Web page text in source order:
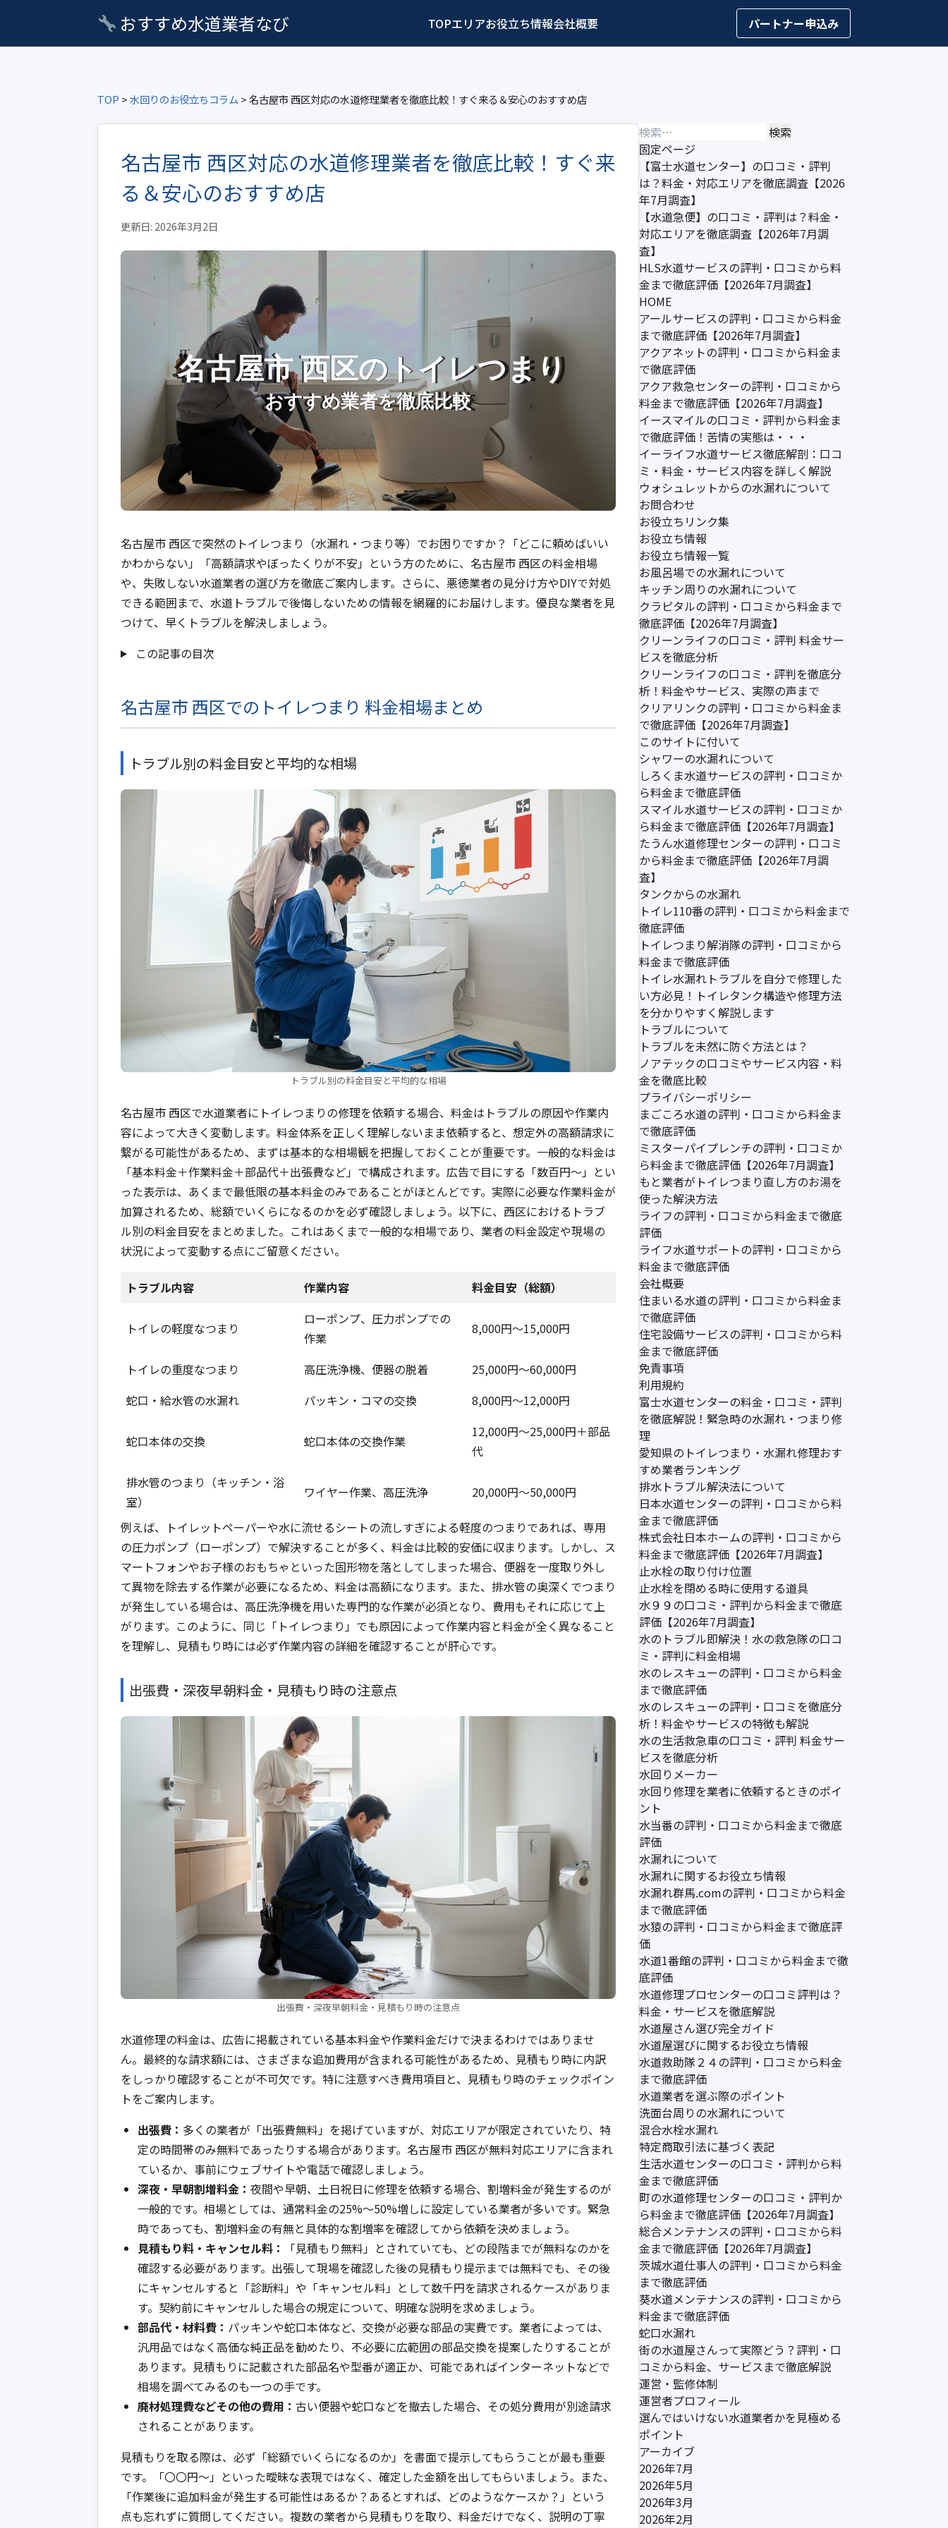
おすすめ水道業者なび TOPエリアお役立ち情報会社概要 パートナー申込み
TOP >水回りのお役立ちコラム > 名古屋市 西区対応の水道修理業者を徹底比較！すぐ来る＆安心のおすすめ店
名古屋市 西区対応の水道修理業者を徹底比較！すぐ来
る＆安心のおすすめ店
更新日: 2026年3月2日
名古屋市 西区で突然のトイレつまり（水漏れ・つまり等）でお困りですか？「どこに頼めばいい
かわからない」「高額請求やぼったくりが不安」という方のために、名古屋市 西区の料金相場
や、失敗しない水道業者の選び方を徹底ご案内します。さらに、悪徳業者の見分け方やDIYで対処
できる範囲まで、水道トラブルで後悔しないための情報を網羅的にお届けします。優良な業者を見
つけて、早くトラブルを解決しましょう。
この記事の目次
名古屋市 西区でのトイレつまり 料金相場まとめ
トラブル別の料金目安と平均的な相場
トラブル別の料金目安と平均的な相場
名古屋市 西区で水道業者にトイレつまりの修理を依頼する場合、料金はトラブルの原因や作業内
容によって大きく変動します。料金体系を正しく理解しないまま依頼すると、想定外の高額請求に
繋がる可能性があるため、まずは基本的な相場観を把握しておくことが重要です。一般的な料金は
「基本料金＋作業料金＋部品代＋出張費など」で構成されます。広告で目にする「数百円～」とい
った表示は、あくまで最低限の基本料金のみであることがほとんどです。実際に必要な作業料金が
加算されるため、総額でいくらになるのかを必ず確認しましょう。以下に、西区におけるトラブ
ル別の料金目安をまとめました。これはあくまで一般的な相場であり、業者の料金設定や現場の
状況によって変動する点にご留意ください。
トラブル内容 作業内容 料金目安（総額）
トイレの軽度なつまり
ローポンプ、圧力ポンプでの
作業
8,000円～15,000円
トイレの重度なつまり 高圧洗浄機、便器の脱着
25,000円～60,000円
蛇口・給水管の水漏れ
パッキン・コマの交換 8,000円～12,000円
蛇口本体の交換 蛇口本体の交換作業
12,000円～25,000円＋部品
代
排水管のつまり（キッチン・浴
室）
ワイヤー作業、高圧洗浄 20,000円～50,000円
例えば、トイレットペーパーや水に流せるシートの流しすぎによる軽度のつまりであれば、専用
の圧力ポンプ（ローポンプ）で解決することが多く、料金は比較的安価に収まります。しかし、ス
マートフォンやお子様のおもちゃといった固形物を落としてしまった場合、便器を一度取り外し
て異物を除去する作業が必要になるため、料金は高額になります。また、排水管の奥深くでつまり
が発生している場合は、高圧洗浄機を用いた専門的な作業が必須となり、費用もそれに応じて上
がります。このように、同じ「トイレつまり」でも原因によって作業内容と料金が全く異なること
を理解し、見積もり時には必ず作業内容の詳細を確認することが肝心です。
出張費・深夜早朝料金・見積もり時の注意点
出張費・深夜早朝料金・見積もり時の注意点
水道修理の料金は、広告に掲載されている基本料金や作業料金だけで決まるわけではありませ
ん。最終的な請求額には、さまざまな追加費用が含まれる可能性があるため、見積もり時に内訳
をしっかり確認することが不可欠です。特に注意すべき費用項目と、見積もり時のチェックポイン
トをご案内します。
出張費： 多くの業者が「出張費無料」を掲げていますが、対応エリアが限定されていたり、特
定の時間帯のみ無料であったりする場合があります。名古屋市 西区が無料対応エリアに含まれ
ているか、事前にウェブサイトや電話で確認しましょう。
深夜・早朝割増料金： 夜間や早朝、土日祝日に修理を依頼する場合、割増料金が発生するのが
一般的です。相場としては、通常料金の25%～50%増しに設定している業者が多いです。緊急
時であっても、割増料金の有無と具体的な割増率を確認してから依頼を決めましょう。
見積もり料・キャンセル料：
「見積もり無料」とされていても、どの段階までが無料なのかを
確認する必要があります。出張して現場を確認した後の見積もり提示までは無料でも、その後
にキャンセルすると「診断料」や「キャンセル料」として数千円を請求されるケースがありま
す。契約前にキャンセルした場合の規定について、明確な説明を求めましょう。
部品代・材料費： パッキンや蛇口本体など、交換が必要な部品の実費です。業者によっては、
汎用品ではなく高価な純正品を勧めたり、不必要に広範囲の部品交換を提案したりすることが
あります。見積もりに記載された部品名や型番が適正か、可能であればインターネットなどで
相場を調べてみるのも一つの手です。
廃材処理費などその他の費用： 古い便器や蛇口などを撤去した場合、その処分費用が別途請求
されることがあります。
見積もりを取る際は、必ず「総額でいくらになるのか」を書面で提示してもらうことが最も重要
です。「〇〇円～」といった曖昧な表現ではなく、確定した金額を出してもらいましょう。また、
「作業後に追加料金が発生する可能性はあるか？あるとすれば、どのようなケースか？」という
点も忘れずに質問してください。複数の業者から見積もりを取り、料金だけでなく、説明の丁寧
検
索:
固定ページ
【富士水道センター】の口コミ・評判
は？料金・対応エリアを徹底調査【2026
年7月調査】
【水道急便】の口コミ・評判は？料金・
対応エリアを徹底調査【2026年7月調
査】
HLS水道サービスの評判・口コミから料
金まで徹底評価【2026年7月調査】
HOME
アールサービスの評判・口コミから料金
まで徹底評価【2026年7月調査】
アクアネットの評判・口コミから料金ま
で徹底評価
アクア救急センターの評判・口コミから
料金まで徹底評価【2026年7月調査】
イースマイルの口コミ・評判から料金ま
で徹底評価！苦情の実態は・・・
イーライフ水道サービス徹底解剖：口コ
ミ・料金・サービス内容を詳しく解説
ウォシュレットからの水漏れについて
お問合わせ
お役立ちリンク集
お役立ち情報
お役立ち情報一覧
お風呂場での水漏れについて
キッチン周りの水漏れについて
クラピタルの評判・口コミから料金まで
徹底評価【2026年7月調査】
クリーンライフの口コミ・評判 料金サー
ビスを徹底分析
クリーンライフの口コミ・評判を徹底分
析！料金やサービス、実際の声まで
クリアリンクの評判・口コミから料金ま
で徹底評価【2026年7月調査】
このサイトに付いて
シャワーの水漏れについて
しろくま水道サービスの評判・口コミか
ら料金まで徹底評価
スマイル水道サービスの評判・口コミか
ら料金まで徹底評価【2026年7月調査】
たうん水道修理センターの評判・口コミ
から料金まで徹底評価【2026年7月調
査】
タンクからの水漏れ
トイレ110番の評判・口コミから料金まで
徹底評価
トイレつまり解消隊の評判・口コミから
料金まで徹底評価
トイレ水漏れトラブルを自分で修理した
い方必見！トイレタンク構造や修理方法
を分かりやすく解説します
トラブルについて
トラブルを未然に防ぐ方法とは？
ノアテックの口コミやサービス内容・料
金を徹底比較
プライバシーポリシー
まごころ水道の評判・口コミから料金ま
で徹底評価
ミスターパイプレンチの評判・口コミか
ら料金まで徹底評価【2026年7月調査】
もと業者がトイレつまり直し方のお湯を
使った解決方法
ライフの評判・口コミから料金まで徹底
評価
ライフ水道サポートの評判・口コミから
料金まで徹底評価
会社概要
住まいる水道の評判・口コミから料金ま
で徹底評価
住宅設備サービスの評判・口コミから料
金まで徹底評価
免責事項
利用規約
富士水道センターの料金・口コミ・評判
を徹底解説！緊急時の水漏れ・つまり修
理
愛知県のトイレつまり・水漏れ修理おす
すめ業者ランキング
排水トラブル解決法について
日本水道センターの評判・口コミから料
金まで徹底評価
株式会社日本ホームの評判・口コミから
料金まで徹底評価【2026年7月調査】
止水栓の取り付け位置
止水栓を閉める時に使用する道具
水９９の口コミ・評判から料金まで徹底
評価【2026年7月調査】
水のトラブル即解決！水の救急隊の口コ
ミ・評判に料金相場
水のレスキューの評判・口コミから料金
まで徹底評価
水のレスキューの評判・口コミを徹底分
析！料金やサービスの特徴も解説
水の生活救急車の口コミ・評判 料金サー
ビスを徹底分析
水回りメーカー
水回り修理を業者に依頼するときのポイ
ント
水当番の評判・口コミから料金まで徹底
評価
水漏れについて
水漏れに関するお役立ち情報
水漏れ群馬.comの評判・口コミから料金
まで徹底評価
水猿の評判・口コミから料金まで徹底評
価
水道1番館の評判・口コミから料金まで徹
底評価
水道修理プロセンターの口コミ評判は？
料金・サービスを徹底解説
水道屋さん選び完全ガイド
水道屋選びに関するお役立ち情報
水道救助隊２４の評判・口コミから料金
まで徹底評価
水道業者を選ぶ際のポイント
洗面台周りの水漏れについて
混合水栓水漏れ
特定商取引法に基づく表記
生活水道センターの口コミ・評判から料
金まで徹底評価
町の水道修理センターの口コミ・評判か
ら料金まで徹底評価【2026年7月調査】
総合メンテナンスの評判・口コミから料
金まで徹底評価【2026年7月調査】
茨城水道仕事人の評判・口コミから料金
まで徹底評価
葵水道メンテナンスの評判・口コミから
料金まで徹底評価
蛇口水漏れ
街の水道屋さんって実際どう？評判・口
コミから料金、サービスまで徹底解説
運営・監修体制
運営者プロフィール
選んではいけない水道業者かを見極める
ポイント
アーカイブ
2026年7月
2026年5月
2026年3月
2026年2月